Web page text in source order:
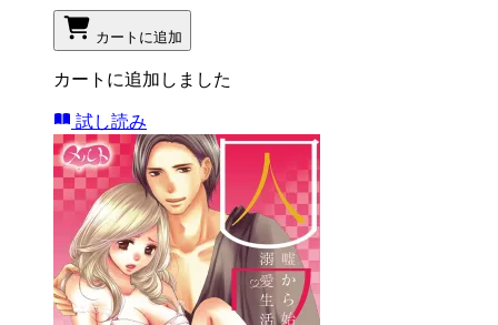
カートに追加
カートに追加しました
試し読み